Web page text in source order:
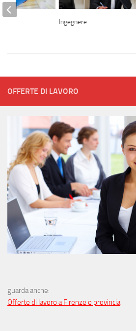
Ingegnere
OFFERTE DI LAVORO
guarda anche:
Offerte di lavoro a Firenze e provincia